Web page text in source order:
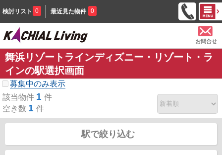
検討リスト 0 最近見た物件 0
お問合せ
舞浜リゾートラインディズニー・リゾート・ラ
インの駅選択画面
募集中のみ表示
該当物件 1 件
空き数 1 件
駅で絞り込む